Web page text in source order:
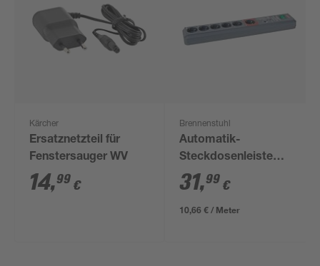
Kärcher
Ersatznetzteil für
Fenstersauger WV
14,99 €
Brennenstuhl
Automatik-
Steckdosenleiste
'Secure-Tec' 6-fach
anthrazit 3 m
31,99 €
10,66 € / Meter